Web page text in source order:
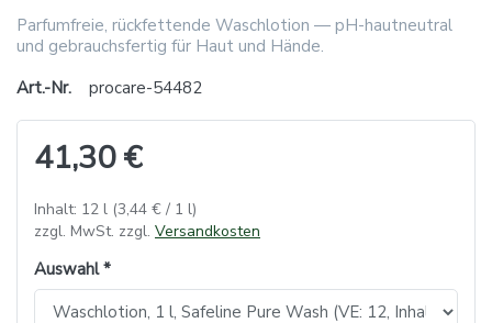
Parfumfreie, rückfettende Waschlotion — pH-hautneutral
und gebrauchsfertig für Haut und Hände.
Art.-Nr.
procare-54482
41,30 €
Inhalt: 12 l (3,44 € / 1 l)
zzgl. MwSt. zzgl. Versandkosten
Auswahl